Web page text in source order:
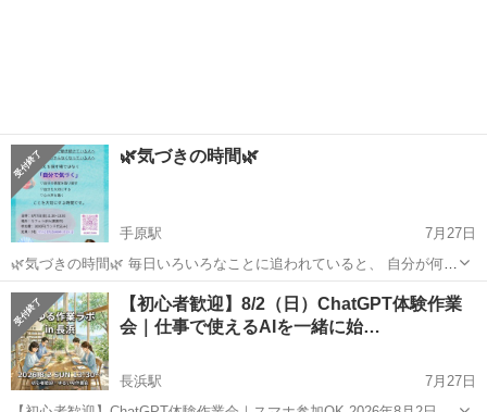
🌿気づきの時間🌿
手原駅
7月27日
🌿気づきの時間🌿 毎日いろいろなことに追われていると、 自分が何を
感じているのか❓ 本当はどうしたいのか❓ わからなくなることがあり
ます。 この時間は、 答えを探す場所ではなく、 「自分で気づく」 こ
とを大切にす...
滋賀 栗東市 手原駅 その他 ランチ
【初心者歓迎】8/2（日）ChatGPT体験作業
会｜仕事で使えるAIを一緒に始…
長浜駅
7月27日